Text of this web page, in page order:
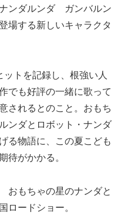
ンダルンダ ガンバルン
場する新しいキャラクタ
トを記録し、根強い人
でも好評の一緒に歌って
されるとのこと。おもち
ンダとロボット・ナンダ
る物語に、この夏こども
待がかかる。
おもちゃの星のナンダと
ロードショー。